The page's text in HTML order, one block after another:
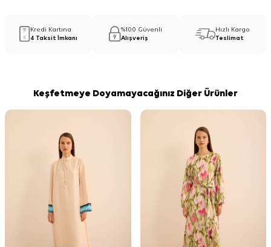
Kredi Kartına
4 Taksit İmkanı
%100 Güvenli
Alışveriş
Hızlı Kargo
Teslimat
Keşfetmeye Doyamayacağınız Diğer Ürünler